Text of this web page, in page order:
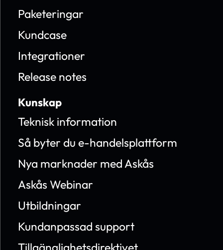
Paketeringar
Kundcase
Integrationer
Release notes
Kunskap
Teknisk information
Så byter du e-handelsplattform
Nya marknader med Askås
Askås Webinar
Utbildningar
Kundanpassad support
Tillgänglighetsdirektivet